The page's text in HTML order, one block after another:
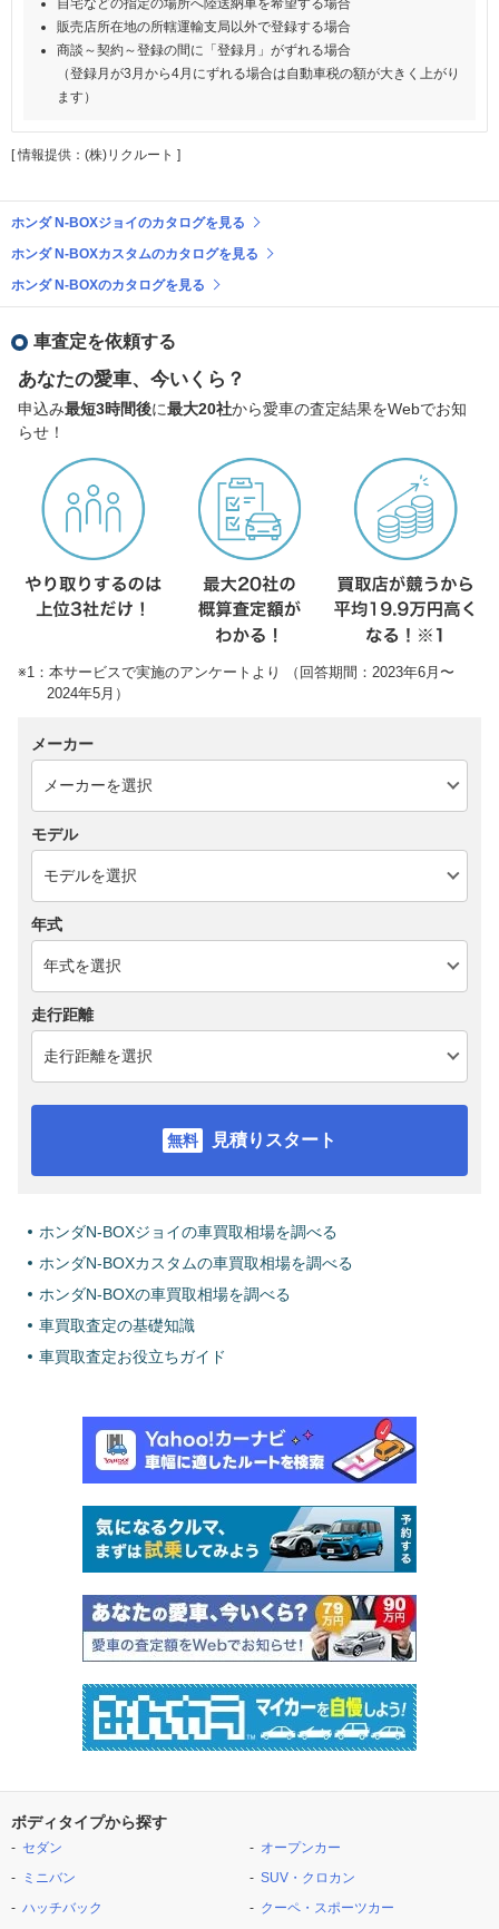
販売店所在地の所轄運輸支局以外で登録する場合
商談～契約～登録の間に「登録月」がずれる場合
（登録月が3月から4月にずれる場合は自動車税の額が大きく上がり
ます）
[ 情報提供：(株)リクルート ]
ホンダ N-BOXジョイのカタログを見る
ホンダ N-BOXカスタムのカタログを見る
ホンダ N-BOXのカタログを見る
車査定を依頼する
あなたの愛車、今いくら？
申込み最短3時間後に最大20社から愛車の査定結果をWebでお知
らせ！
※1：本サービスで実施のアンケートより （回答期間：2023年6月〜
2024年5月）
メーカー
モデル
年式
走行距離
見積りスタート
ホンダN-BOXジョイの車買取相場を調べる
ホンダN-BOXカスタムの車買取相場を調べる
ホンダN-BOXの車買取相場を調べる
車買取査定の基礎知識
車買取査定お役立ちガイド
ボディタイプから探す
セダン
ミニバン
ハッチバック
オープンカー
SUV・クロカン
クーペ・スポーツカー